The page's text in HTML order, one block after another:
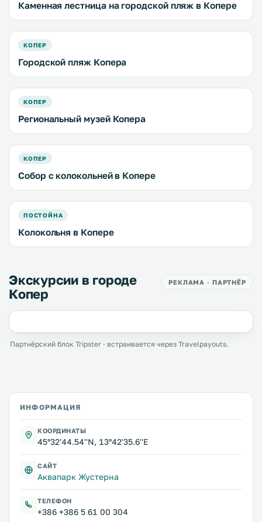
Каменная лестница на городской пляж в Копере
КОПЕР
Городской пляж Копера
КОПЕР
Региональный музей Копера
КОПЕР
Собор с колокольней в Копере
ПОСТОЙНА
Колокольня в Копере
Экскурсии в городе
Копер
РЕКЛАМА · ПАРТНЁР
Партнёрский блок Tripster · встраивается через Travelpayouts.
ИНФОРМАЦИЯ
КООРДИНАТЫ
45°32'44.54''N, 13°42'35.6''E
САЙТ
Аквапарк Жустерна
ТЕЛЕФОН
+386 +386 5 61 00 304